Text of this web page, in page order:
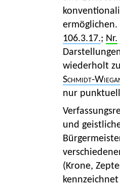
ermöglichen.
106.3.17.; Nr.
wiederholt
Schmidt-
nur
und
(Krone,